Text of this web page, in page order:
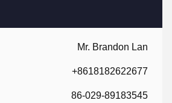
Mr. Brandon Lan
+8618182622677
86-029-89183545